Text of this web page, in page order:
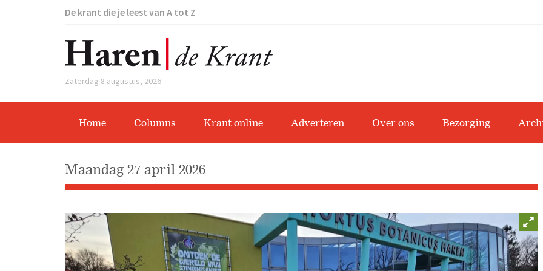
De krant die je leest van A tot Z
Zaterdag 8 augustus, 2026
Home Columns Krant online Adverteren Over ons Bezorging
maandag 27 april 2026